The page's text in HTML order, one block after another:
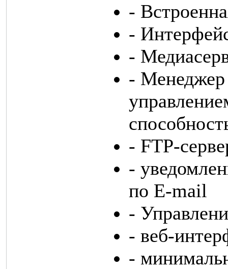
-
-
-
- Менеджер
- FTP-
-
по E-mail
-
- веб-
-